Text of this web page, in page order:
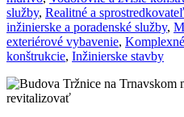
služby, Realitné a
inžinierske a poradenské služby,
exteriérové vybavenie,
konštrukcie, Inžinierske stavby